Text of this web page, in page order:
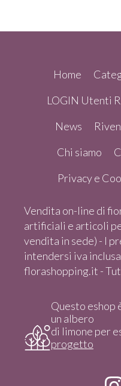
Home
LOGIN Utenti
News
Chi siamo
Privacy e
Vendita on-line di
artificiali e articoli
vendita in sede) - I
intendersi iva
florashopping.it -
Questo eshop
un albero
di limone per
progetto